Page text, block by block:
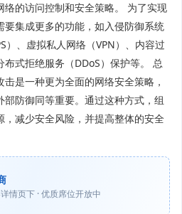
络的访问控制和安全策略。 为了实现
集成更多的功能，如入侵防御系统
）、虚拟私人网络（VPN）、内容过
式拒绝服务（DDoS）保护等。 总
是一种更为全面的网络安全策略，
防御同等重要。通过这种方式，组
减少安全风险，并提高整体的安全
情页下 · 优质席位开放中